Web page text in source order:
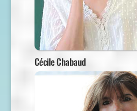
Cécile Chabaud